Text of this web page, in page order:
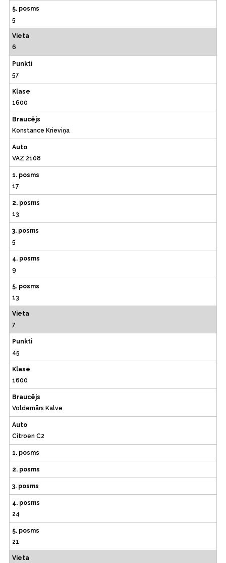
5. posms
5
Vieta
6
Punkti
57
Klase
1600
Braucējs
Konstance Krieviņa
Auto
VAZ 2108
1. posms
17
2. posms
13
3. posms
5
4. posms
9
5. posms
13
Vieta
7
Punkti
45
Klase
1600
Braucējs
Voldemārs Kalve
Auto
Citroen C2
1. posms
2. posms
3. posms
4. posms
24
5. posms
21
Vieta